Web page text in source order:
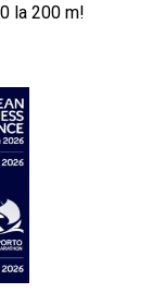
la 200 m!